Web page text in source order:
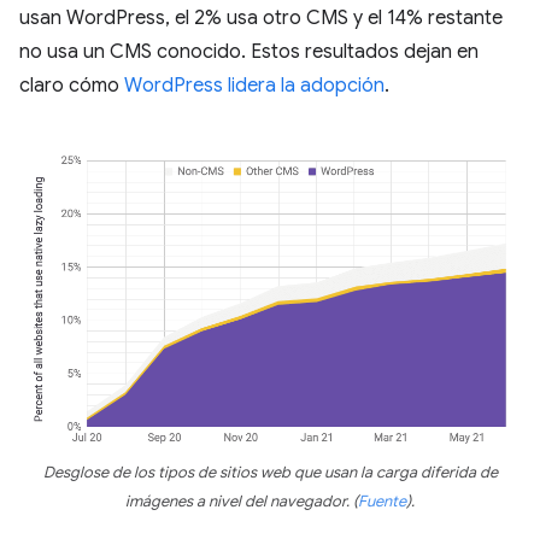
usan WordPress, el 2% usa otro CMS y el 14% restante
no usa un CMS conocido. Estos resultados dejan en
claro cómo WordPress lidera la adopción.
Desglose de los tipos de sitios web que usan la carga diferida de
imágenes a nivel del navegador. (Fuente).